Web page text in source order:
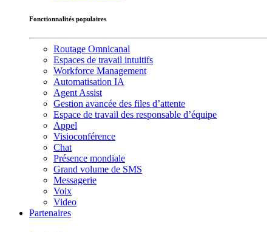
Fonctionnalités populaires
Routage Omnicanal
Espaces de travail intuitifs
Workforce Management
Automatisation IA
Agent Assist
Gestion avancée des files d’attente
Espace de travail des responsable d’équipe
Appel
Visioconférence
Chat
Présence mondiale
Grand volume de SMS
Messagerie
Voix
Video
Partenaires